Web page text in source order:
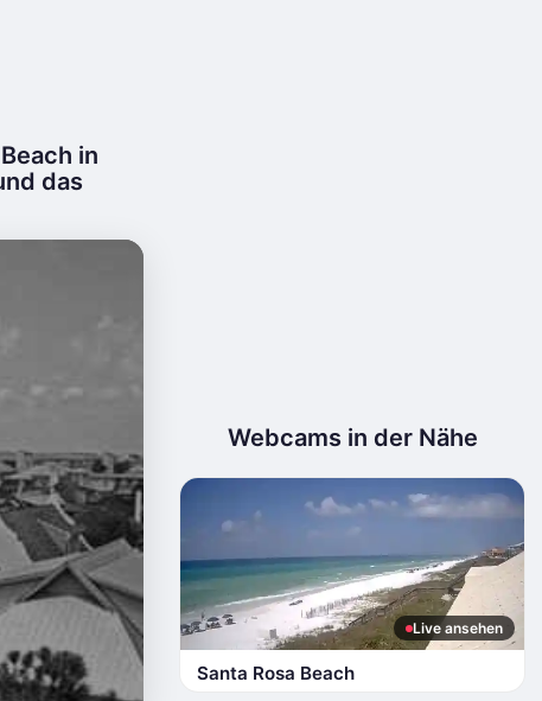
in
das
Webcams in der Nähe
Live ansehen
Santa Rosa Beach